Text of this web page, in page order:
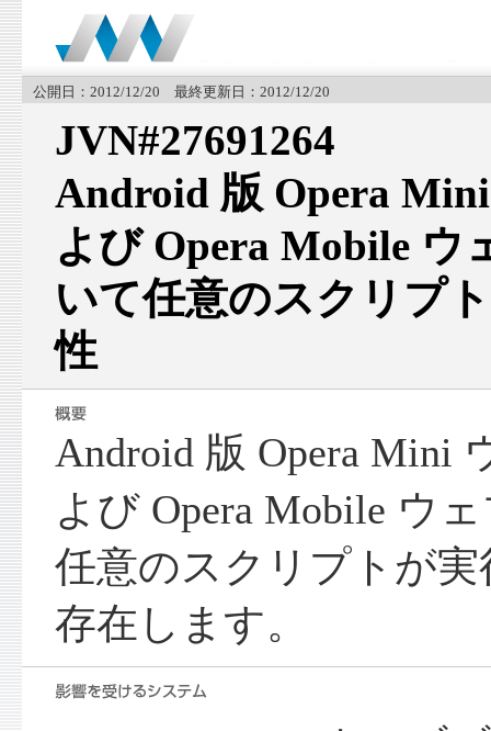
公開日：2012/12/20 最終更新日：2012/12/20
JVN#27691264
Android 版 Opera
よび Opera Mobile ウ
いて任意のスクリプ
性
Android 版 Opera Mini
よび Opera Mobile ウ
任意のスクリプトが
存在します。